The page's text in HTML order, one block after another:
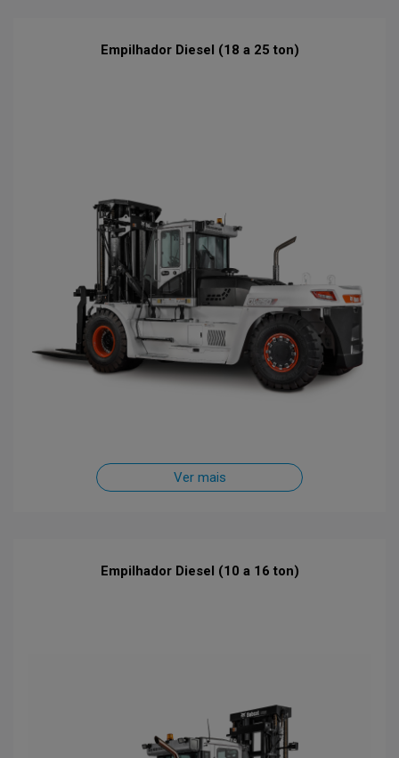
Empilhador Diesel (18 a 25 ton)
Ver mais
Empilhador Diesel (10 a 16 ton)